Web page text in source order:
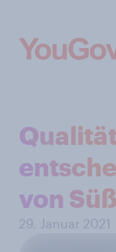
von
29. Januar 2021